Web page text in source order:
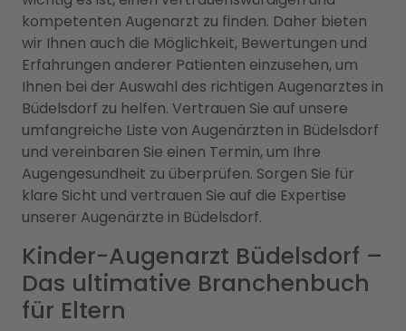
kompetenten Augenarzt zu finden. Daher bieten
wir Ihnen auch die Möglichkeit, Bewertungen und
Erfahrungen anderer Patienten einzusehen, um
Ihnen bei der Auswahl des richtigen Augenarztes in
Büdelsdorf zu helfen. Vertrauen Sie auf unsere
umfangreiche Liste von Augenärzten in Büdelsdorf
und vereinbaren Sie einen Termin, um Ihre
Augengesundheit zu überprüfen. Sorgen Sie für
klare Sicht und vertrauen Sie auf die Expertise
unserer Augenärzte in Büdelsdorf.
Kinder-Augenarzt Büdelsdorf –
Das ultimative Branchenbuch
für Eltern